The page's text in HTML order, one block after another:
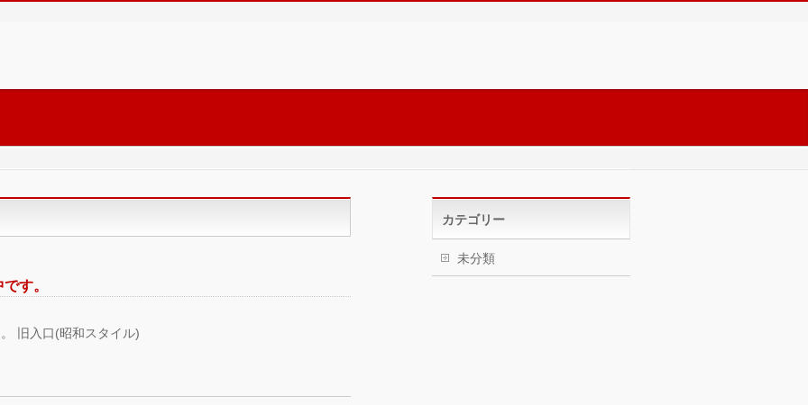
す。
旧入口(昭和スタイル)
カテゴリー
未分類